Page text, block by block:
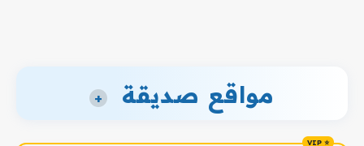
مواقع صديقة +